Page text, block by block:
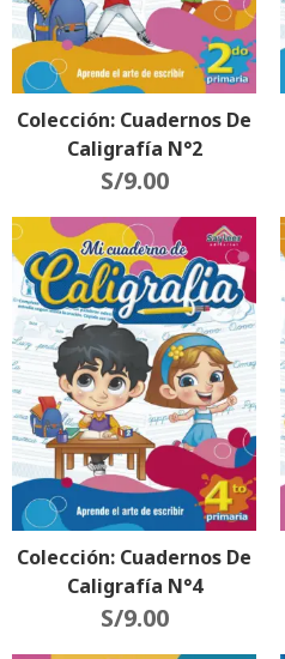
Colección: Cuadernos De
Caligrafía N°2
S/9.00
Colección: Cuadernos De
Caligrafía N°4
S/9.00